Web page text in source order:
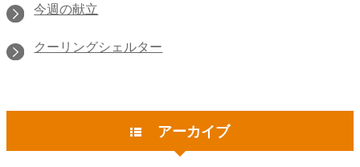
今週の献立
クーリングシェルター
アーカイブ